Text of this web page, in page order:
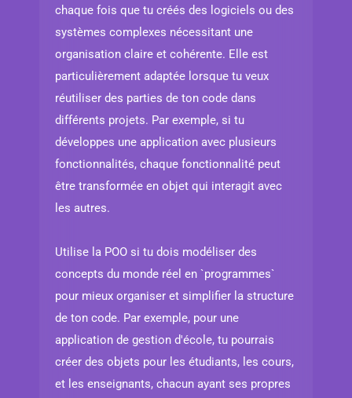
chaque fois que tu créés des logiciels ou des
systèmes complexes nécessitant une
organisation claire et cohérente. Elle est
particulièrement adaptée lorsque tu veux
réutiliser des parties de ton code dans
différents projets. Par exemple, si tu
développes une application avec plusieurs
fonctionnalités, chaque fonctionnalité peut
être transformée en objet qui interagit avec
les autres.
Utilise la POO si tu dois modéliser des
concepts du monde réel en `programmes`
pour mieux organiser et simplifier la structure
de ton code. Par exemple, pour une
application de gestion d'école, tu pourrais
créer des objets pour les étudiants, les cours,
et les enseignants, chacun ayant ses propres